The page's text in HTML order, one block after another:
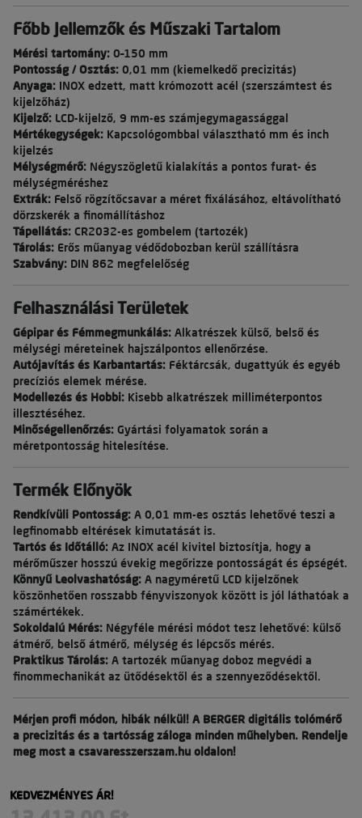
Főbb Jellemzők és Műszaki Tartalom
Mérési tartomány: 0–150 mm
Pontosság / Osztás: 0,01 mm (kiemelkedő precizitás)
Anyaga: INOX edzett, matt krómozott acél (szerszámtest és
kijelzőház)
Kijelző: LCD-kijelző, 9 mm-es számjegymagassággal
Mértékegységek: Kapcsológombbal választható mm és inch
kijelzés
Mélységmérő: Négyszögletű kialakítás a pontos furat- és
mélységméréshez
Extrák: Felső rögzítőcsavar a méret fixálásához, eltávolítható
dörzskerék a finomállításhoz
Tápellátás: CR2032-es gombelem (tartozék)
Tárolás: Erős műanyag védődobozban kerül szállításra
Szabvány: DIN 862 megfelelőség
Felhasználási Területek
Gépipar és Fémmegmunkálás: Alkatrészek külső, belső és
mélységi méreteinek hajszálpontos ellenőrzése.
Autójavítás és Karbantartás: Féktárcsák, dugattyúk és egyéb
precíziós elemek mérése.
Modellezés és Hobbi: Kisebb alkatrészek milliméterpontos
illesztéséhez.
Minőségellenőrzés: Gyártási folyamatok során a
méretpontosság hitelesítése.
Termék Előnyök
Rendkívüli Pontosság: A 0,01 mm-es osztás lehetővé teszi a
legfinomabb eltérések kimutatását is.
Tartós és Időtálló: Az INOX acél kivitel biztosítja, hogy a
mérőműszer hosszú évekig megőrizze pontosságát és épségét.
Könnyű Leolvashatóság: A nagyméretű LCD kijelzőnek
köszönhetően rosszabb fényviszonyok között is jól láthatóak a
számértékek.
Sokoldalú Mérés: Négyféle mérési módot tesz lehetővé: külső
átmérő, belső átmérő, mélység és lépcsős mérés.
Praktikus Tárolás: A tartozék műanyag doboz megvédi a
finommechanikát az ütődésektől és a szennyeződésektől.
Mérjen profi módon, hibák nélkül! A BERGER digitális tolómérő
a precizitás és a tartósság záloga minden műhelyben. Rendelje
meg most a csavaresszerszam.hu oldalon!
KEDVEZMÉNYES ÁR!